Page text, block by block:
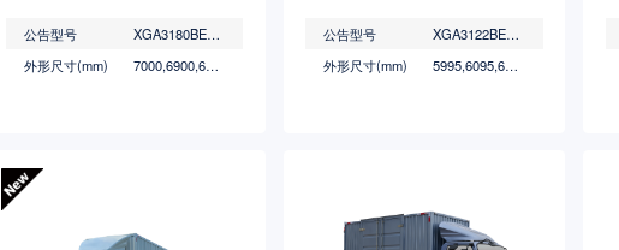
公告型号
XGA3180BEVEA
外形尺寸(mm)
7000,6900,6800,6700,6550,6295,5995*2450,2400,2500 *2700,2640,2620,2750,2800
公告型号
XGA3122BEVEA
外形尺寸(mm)
5995,6095,6195 *2195,2250,2300,2350,2400*2095,2135,2195,2235,2280,2350,2400